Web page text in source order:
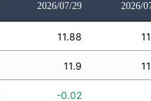
2026/07/29 2026/
11.88
11.9
-0.02